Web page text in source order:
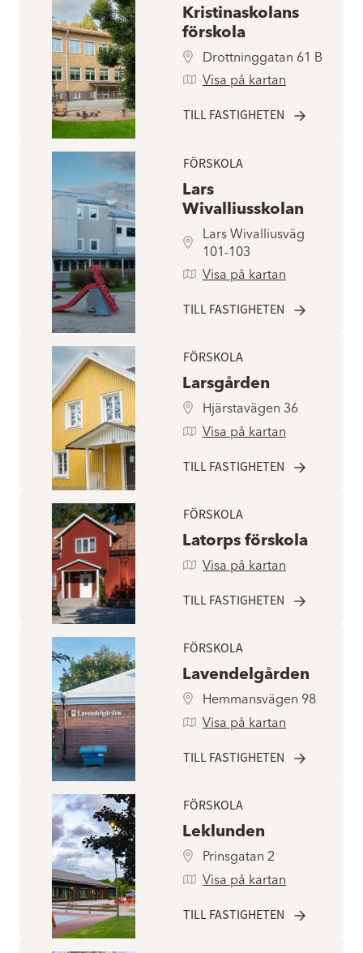
Kristinaskolans
förskola
Drottninggatan 61 B
Visa på kartan
TILL FASTIGHETEN
FÖRSKOLA
Lars
Wivalliusskolan
Lars Wivalliusväg
101-103
Visa på kartan
TILL FASTIGHETEN
FÖRSKOLA
Larsgården
Hjärstavägen 36
Visa på kartan
TILL FASTIGHETEN
FÖRSKOLA
Latorps förskola
Visa på kartan
TILL FASTIGHETEN
FÖRSKOLA
Lavendelgården
Hemmansvägen 98
Visa på kartan
TILL FASTIGHETEN
FÖRSKOLA
Leklunden
Prinsgatan 2
Visa på kartan
TILL FASTIGHETEN